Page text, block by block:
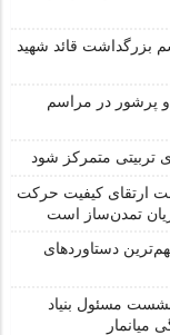
بزرگداشت قائد شهید
پرشور در مراسم
تربیتی متمرکز شود
سمت ارتقای کیفیت حرکت
تمدن‌ساز است
دستاوردهای
مسئول بنیاد
میانمار